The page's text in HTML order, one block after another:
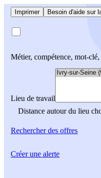
Imprimer Besoin d'aide sur
Métier, compétence, mot-
Lieu de travail
Distance autour du lieu
Rechercherdes offres
Créer une alerte